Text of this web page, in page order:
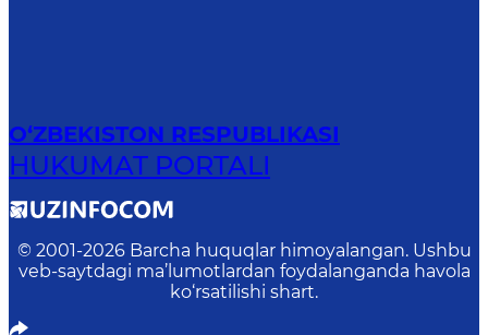
O‘ZBEKISTON RESPUBLIKASI
HUKUMAT PORTALI
© 2001-2026 Barcha huquqlar himoyalangan. Ushbu
veb-saytdagi ma’lumotlardan foydalanganda havola
ko‘rsatilishi shart.